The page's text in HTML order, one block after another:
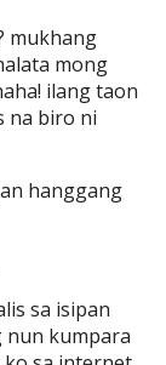
mukhang
mong
ilang taon
na biro ni
hanggang
sa isipan
nun kumpara